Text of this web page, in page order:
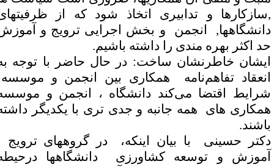
و تدابیری اتخاذ شود که از ظرفیتهای
انجمن و بخش اجرایی ترویج و آموزش
اکثر بهره مندی را داشته باشیم.
خاطرنشان ساخت: در حال حاضر با توجه به
تفاهم‌نامه همکاری بین انجمن و موسسه،
اقتضا می‌کند دانشگاه ، انجمن و موسسه
های همه جانبه و جدی تری با یکدیگر داشته
.
حسینی با بیان اینکه، در گروههای ترویج ،
و توسعه کشاورزی دانشگاهها درحیطه